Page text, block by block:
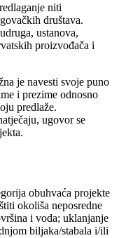
niti
društava.
udruga, ustanova,
proizvođača i
je navesti svoje puno
i prezime odnosno
predlaže.
ugovor se
obuhvaća projekte
okoliša neposredne
i voda; uklanjanje
biljaka/stabala i/ili